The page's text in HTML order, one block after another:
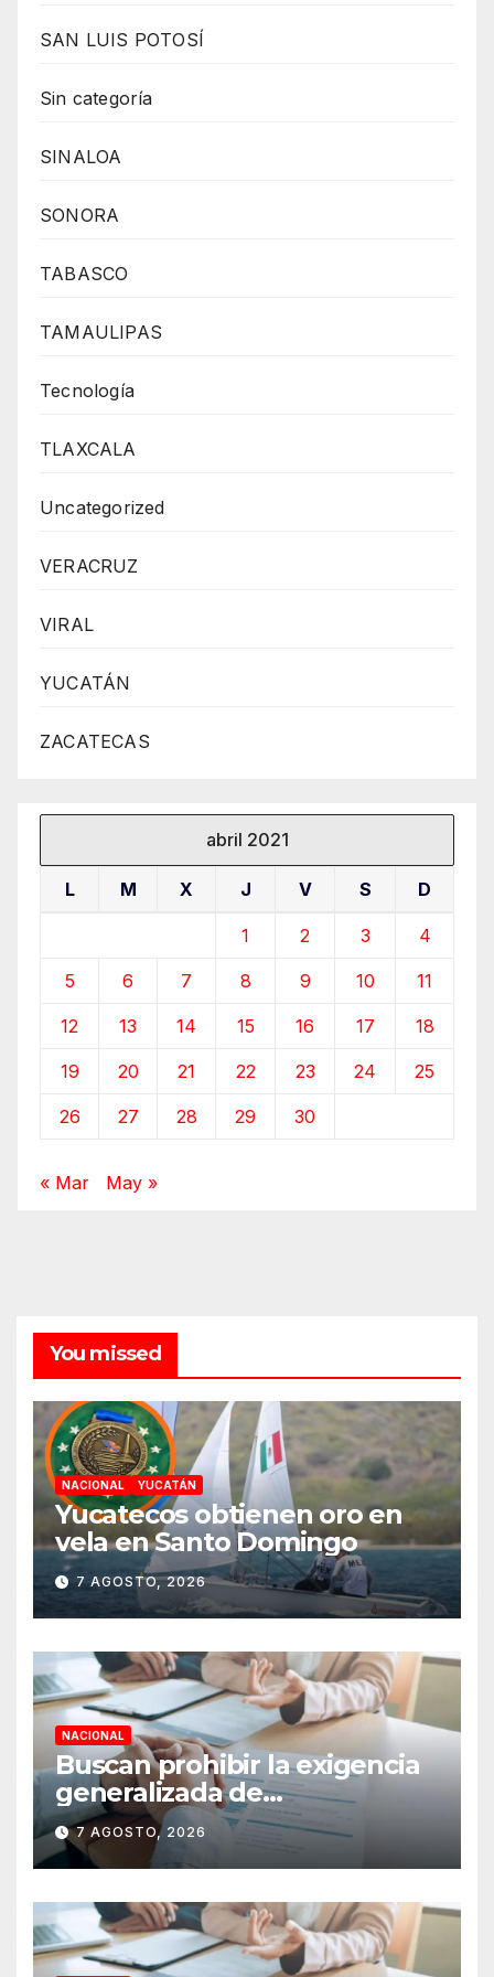
SAN LUIS POTOSÍ
Sin categoría
SINALOA
SONORA
TABASCO
TAMAULIPAS
Tecnología
TLAXCALA
Uncategorized
VERACRUZ
VIRAL
YUCATÁN
ZACATECAS
abril 2021
L M X J V S D
1 2 3 4
5 6 7 8 9 10 11
12 13 14 15 16 17 18
19 20 21 22 23 24 25
26 27 28 29 30
« Mar May »
You missed
NACIONAL YUCATÁN
Yucatecos obtienen oro en
vela en Santo Domingo
7 AGOSTO, 2026
NACIONAL
Buscan prohibir la exigencia
generalizada de
antecedentes penales para
obtener empleo en México
7 AGOSTO, 2026